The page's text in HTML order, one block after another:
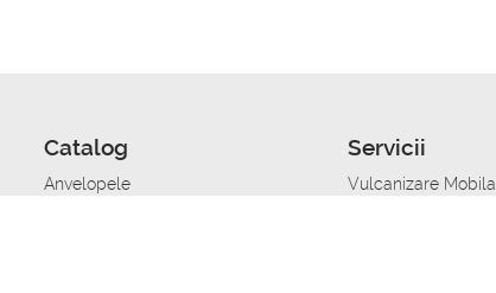
Catalog
Anvelopele
Servicii
Vulcanizare Mobila